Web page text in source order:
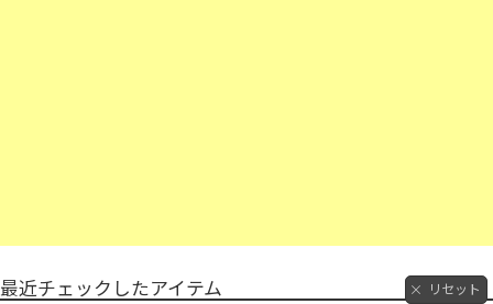
最近チェックしたアイテム リセット